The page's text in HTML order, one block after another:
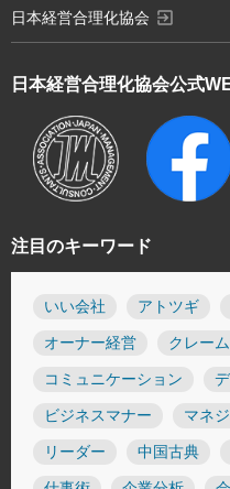
注目のキーワード
いい会社 アトツギ
オーナー経営 クレー
コミュニケーション
ビジネスマナー マネ
リーダー 中国古典
日本経営合理化協会公式
日本経営合理化協会 exit_to_app